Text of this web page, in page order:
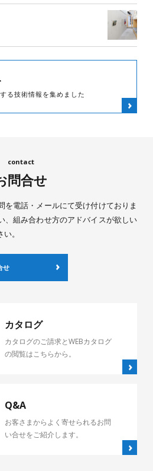
る技術情報を集めました
問合せ
を電話・メールにて受け付けておりま
、組み合わせ方のアドバイスが欲しい
。
せ
カタログ
カタログのご請求とWEBカタログ
の閲覧はこちらから。
Q&A
お客さまからよく寄せられるお問
い合せをご紹介します。